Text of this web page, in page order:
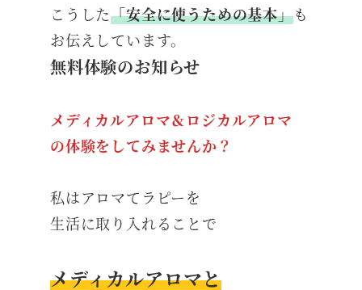
こうした「安全に使うための基本」も
お伝えしています。
無料体験のお知らせ
メディカルアロマ＆ロジカルアロマ
の体験をしてみませんか？
私はアロマてラピーを
生活に取り入れることで
メディカルアロマと